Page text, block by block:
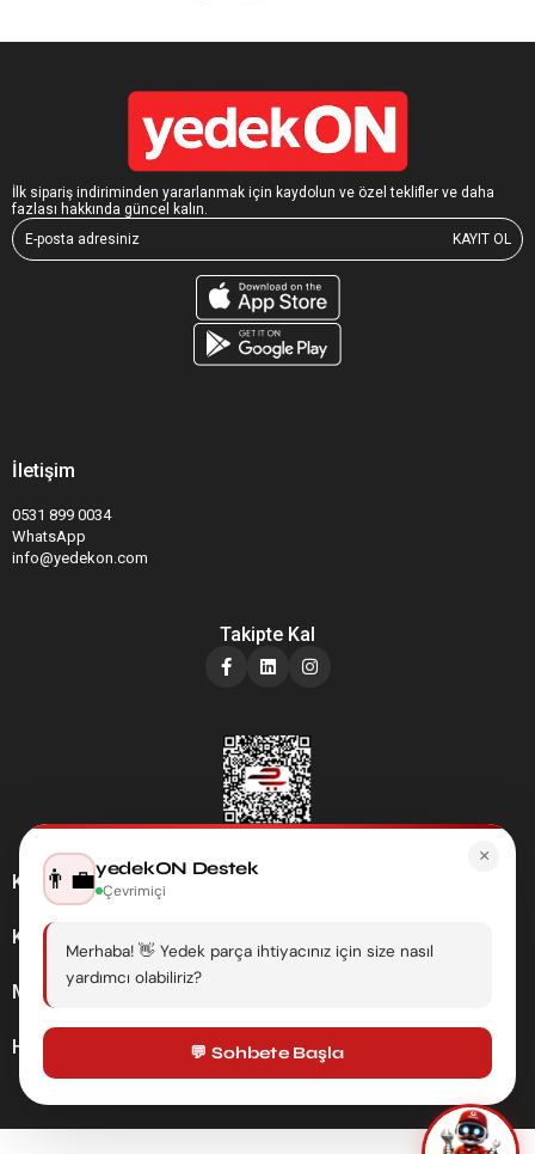
İlk sipariş indiriminden yararlanmak için kaydolun ve özel teklifler ve daha
fazlası hakkında güncel kalın.
KAYIT OL
İletişim
0531 899 0034
WhatsApp
info@yedekon.com
Takipte Kal
Kategoriler
Kurumsal
Müşteri Hizmetleri
Hesabım
×
👨‍💼yedekON Destek
Çevrimiçi
Merhaba! 👋 Yedek parça ihtiyacınız için size nasıl
yardımcı olabiliriz?
💬 Sohbete Başla